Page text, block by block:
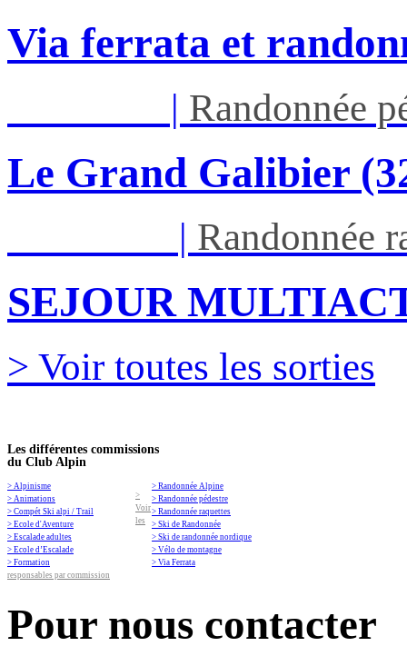
Via ferrata et
| Randonnée
Le Grand Galibier
| Randonnée
SEJOUR
> Voir toutes les sorties
Les différentes commissions
du Club Alpin
> Alpinisme
> Animations
> Compét Ski alpi / Trail
> Ecole d'Aventure
> Escalade adultes
> Ecole d’Escalade
> Formation
> Randonnée Alpine
> Randonnée pédestre
> Randonnée raquettes
> Ski de Randonnée
> Ski de randonnée nordique
> Vélo de montagne
> Via Ferrata
>
Voir
les
responsables par commission
Pour nous contacter